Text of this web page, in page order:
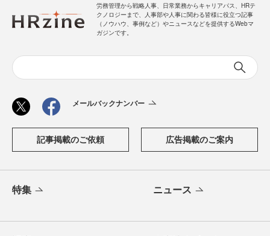
労務管理から戦略人事、日常業務からキャリアパス、HRテ
クノロジーまで、人事部や人事に関わる皆様に役立つ記事
（ノウハウ、事例など）やニュースなどを提供するWebマ
ガジンです。
メールバックナンバー
記事掲載のご依頼 広告掲載のご案内
特集 ニュース